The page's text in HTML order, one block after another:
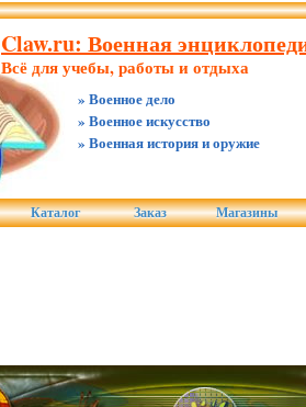
Claw.ru: Военная
Всё для учебы, работы и отдыха
» Военное дело
» Военное искусство
» Военная история и оружие
Каталог Заказ Магазины